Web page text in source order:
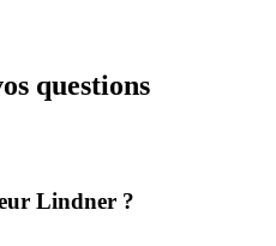
questions
Lindner ?